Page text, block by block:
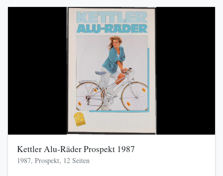
Kettler Alu-Räder Prospekt 1987
1987, Prospekt, 12 Seiten